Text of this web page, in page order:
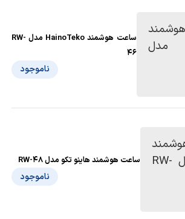
ساعت هوشمند HainoTeko مدل RW-
46
ناموجود
ساعت هوشمند هاینو تکو مدل RW-48
ناموجود